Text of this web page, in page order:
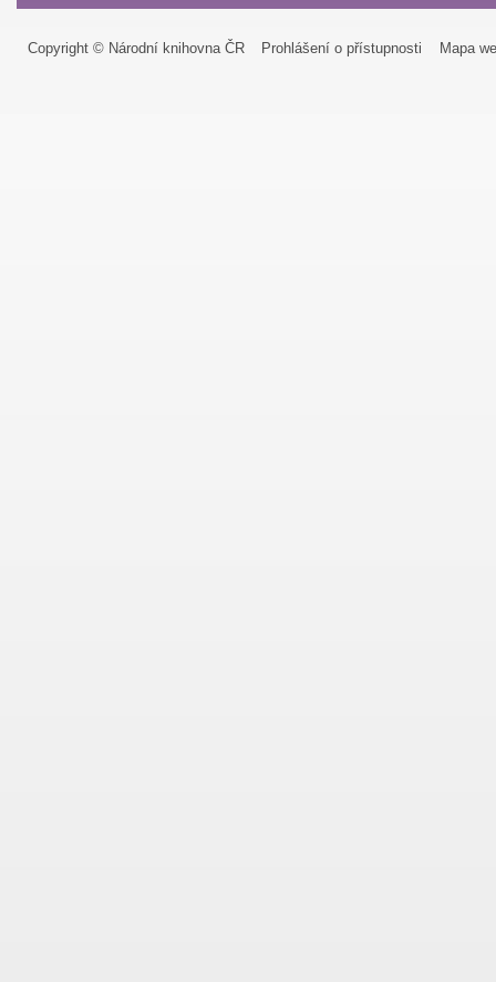
Copyright © Národní knihovna ČR Prohlášení o přístupnosti Mapa